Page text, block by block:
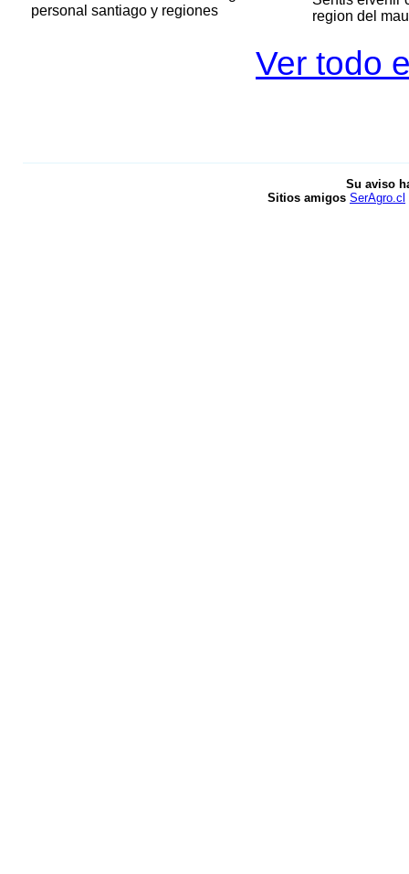
personal santiago y regiones
region del
Ver todo
Su aviso
Sitios amigos SerAgro.cl